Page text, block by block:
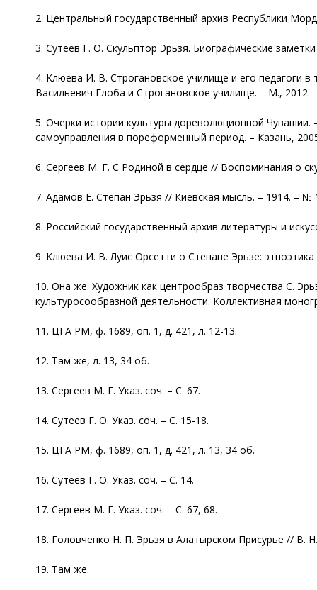
2. Центральный государственный архив Республики
3. Сутеев Г. О. Скульптор Эрьзя. Биографические
4. Клюева И. В. Строгановское училище и его педагоги
Васильевич Глоба и Строгановское училище. – М., 2012.
5. Очерки истории культуры дореволюционной Чувашии.
самоуправления в пореформенный период. – Казань,
6. Сергеев М. Г. С Родиной в сердце // Воспоминания о
7. Адамов Е. Степан Эрьзя // Киевская мысль. – 1914. – №
8. Российский государственный архив литературы и
9. Клюева И. В. Луис Орсетти о Степане Эрьзе:
10. Она же. Художник как центрообраз творчества C.
культуросообразной деятельности. Коллективная
11. ЦГА РМ, ф. 1689, оп. 1, д. 421, л. 12-13.
12. Там же, л. 13, 34 об.
13. Сергеев М. Г. Указ. соч. – С. 67.
14. Сутеев Г. О. Указ. соч. – С. 15-18.
15. ЦГА РМ, ф. 1689, оп. 1, д. 421, л. 13, 34 об.
16. Сутеев Г. О. Указ. соч. – С. 14.
17. Сергеев М. Г. Указ. соч. – С. 67, 68.
18. Головченко Н. П. Эрьзя в Алатырском Присурье // В.
19. Там же.